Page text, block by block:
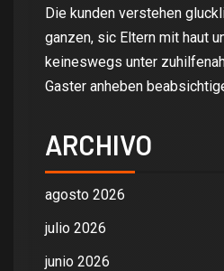
Die kunden verstehen
ganzen, sic Eltern mit haut
keineswegs unter
Gaster anheben
ARCHIVO
agosto 2026
julio 2026
junio 2026